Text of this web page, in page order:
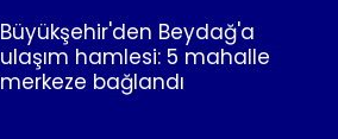
Büyükşehir'den Beydağ'a
ulaşım hamlesi: 5 mahalle
merkeze bağlandı